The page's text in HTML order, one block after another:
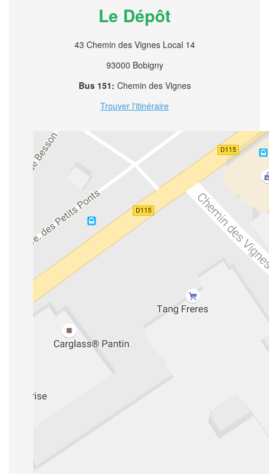
Le Dépôt
43 Chemin des Vignes Local 14
93000 Bobigny
Bus 151: Chemin des Vignes
Trouver l'itinéraire